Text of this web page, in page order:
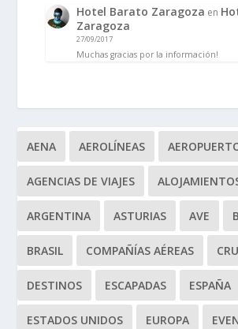
Hotel Barato Zaragoza en
Zaragoza
27/09/2017
Muchas gracias por la información!
AENA AEROLÍNEAS
AGENCIAS DE VIAJES
ARGENTINA ASTURIAS AVE
BRASIL COMPAÑÍAS AÉREAS
DESTINOS ESCAPADAS ESPAÑA
ESTADOS UNIDOS EUROPA